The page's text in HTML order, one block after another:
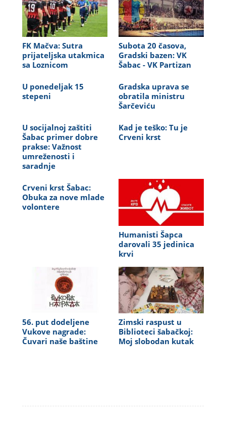
FK Mačva: Sutra
prijateljska utakmica
sa Loznicom
Subota 20 časova,
Gradski bazen: VK
Šabac - VK Partizan
U ponedeljak 15
stepeni
Gradska uprava se
obratila ministru
Šarčeviću
U socijalnoj zaštiti
Šabac primer dobre
prakse: Važnost
umreženosti i
saradnje
Kad je teško: Tu je
Crveni krst
Crveni krst Šabac:
Obuka za nove mlade
volontere
Humanisti Šapca
darovali 35 jedinica
krvi
56. put dodeljene
Vukove nagrade:
Čuvari naše baštine
Zimski raspust u
Biblioteci šabačkoj:
Moj slobodan kutak